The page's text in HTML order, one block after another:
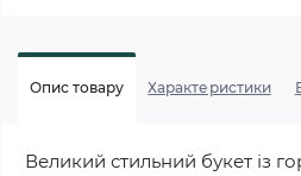
Опис товару Характеристики
Великий стильний букет із